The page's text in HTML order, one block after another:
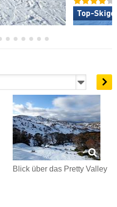
Top-
Blick über das Pretty Valley